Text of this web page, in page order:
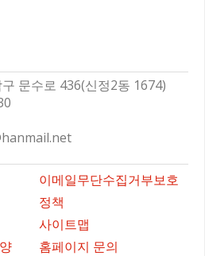
문수로 436(신정2동 1674)
이메일무단수집거부보호
정책
사이트맵
홈페이지 문의